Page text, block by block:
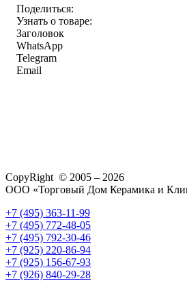
Поделиться:
Узнать о товаре:
Заголовок
WhatsApp
Telegram
Email
CopyRight © 2005 – 2026
ООО «Торговый Дом Керамика и
+7 (495) 363-11-99
+7 (495) 772-48-05
+7 (495) 792-30-46
+7 (925) 220-86-94
+7 (925) 156-67-93
+7 (926) 840-29-28